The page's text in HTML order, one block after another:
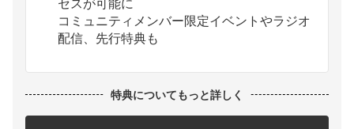
セスが可能に
コミュニティメンバー限定イベントやラジオ
配信、先行特典も
特典についてもっと詳しく